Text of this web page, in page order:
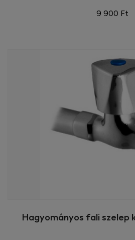
9 900 Ft
Hagyományos fali szelep